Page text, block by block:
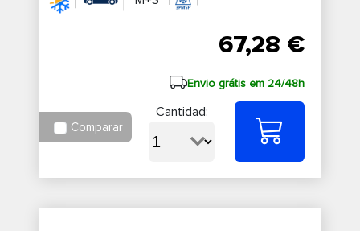
67,28 €
Envio grátis em 24/48h
Comparar
Cantidad: